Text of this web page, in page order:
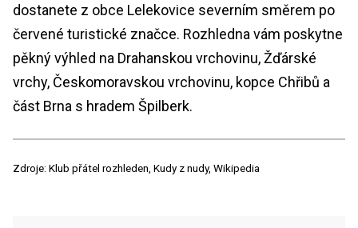
dostanete z obce Lelekovice severním směrem po
červené turistické značce. Rozhledna vám poskytne
pěkný výhled na Drahanskou vrchovinu, Žďárské
vrchy, Českomoravskou vrchovinu, kopce Chřibů a
část Brna s hradem Špilberk.
Zdroje: Klub přátel rozhleden, Kudy z nudy, Wikipedia